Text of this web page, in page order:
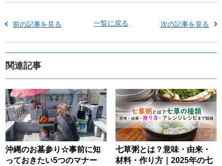
前の記事を見る 一覧に戻る 次の記事を見る
関連記事
沖縄のお墓参り☆事前に知
っておきたい5つのマナー
七草粥とは？意味・由来・
材料・作り方｜2025年の七